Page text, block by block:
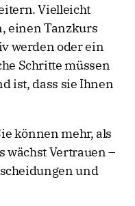
Vielleicht
einen Tanzkurs
werden oder ein
Schritte müssen
ist, dass sie Ihnen
können mehr, als
wächst Vertrauen –
und